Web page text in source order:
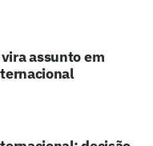
assunto em